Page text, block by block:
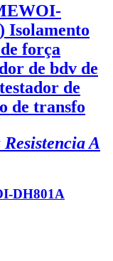
Isolamento
força
de bdv de
de
de transfo
A
DH801A